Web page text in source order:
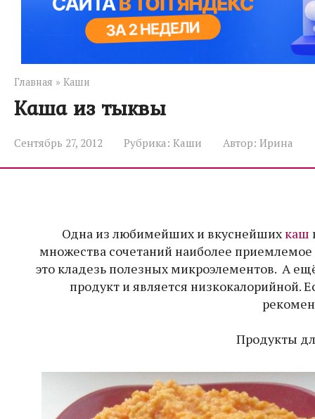
Главная » Каши
Каша из тыквы
Сентябрь 27, 2012 Рубрика: Каши Автор: Ирина
Одна из любимейших и вкуснейшихкаш
множества сочетаний наиболее
это кладезь полезных микроэлементов. А
продукт и является низкокалорийной.
Продукты